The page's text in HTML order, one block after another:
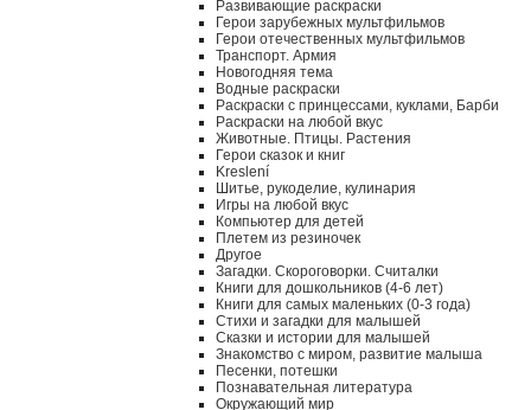
Развивающие раскраски
Герои зарубежных мультфильмов
Герои отечественных мультфильмов
Транспорт. Армия
Новогодняя тема
Водные раскраски
Раскраски с принцессами, куклами, Барби
Раскраски на любой вкус
Животные. Птицы. Растения
Герои сказок и книг
Kreslení
Шитье, рукоделие, кулинария
Игры на любой вкус
Компьютер для детей
Плетем из резиночек
Другое
Загадки. Скороговорки. Считалки
Книги для дошкольников (4-6 лет)
Книги для самых маленьких (0-3 года)
Стихи и загадки для малышей
Сказки и истории для малышей
Знакомство с миром, развитие малыша
Песенки, потешки
Познавательная литература
Окружающий мир